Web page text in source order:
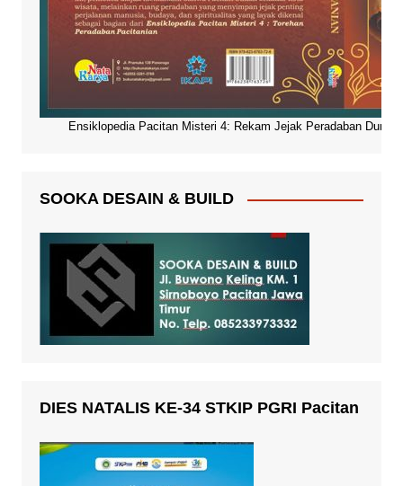
Ensiklopedia Pacitan Misteri 4: Rekam Jejak Peradaban Dunia
SOOKA DESAIN & BUILD
DIES NATALIS KE-34 STKIP PGRI Pacitan